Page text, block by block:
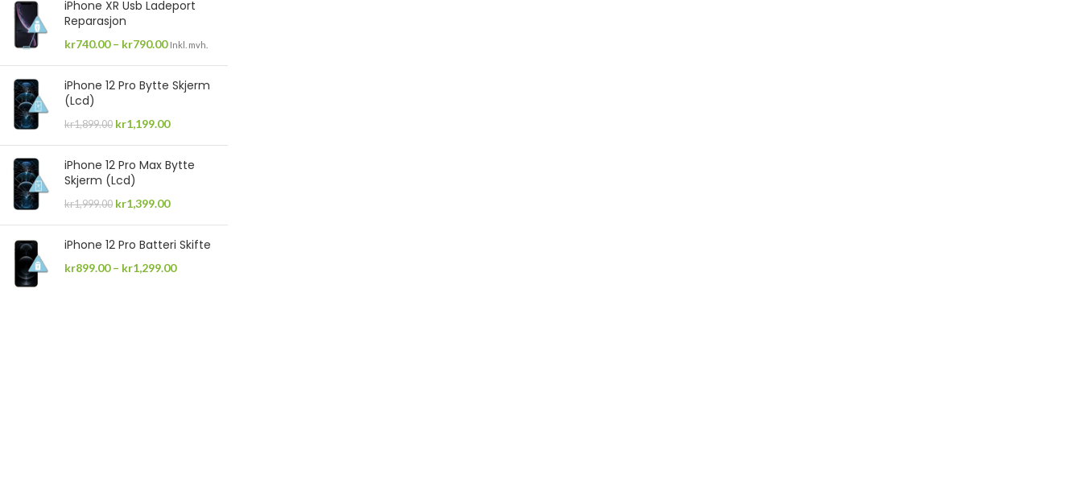
iPhone XR Usb Ladeport
Reparasjon
kr740.00 – kr790.00 Inkl. mvh.
iPhone 12 Pro Bytte Skjerm
(Lcd)
kr1,899.00 kr1,199.00
iPhone 12 Pro Max Bytte
Skjerm (Lcd)
kr1,999.00 kr1,399.00
iPhone 12 Pro Batteri Skifte
kr899.00 – kr1,299.00